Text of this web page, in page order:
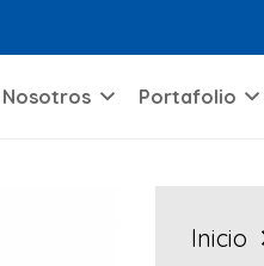
Nosotros Portafolio
Inicio